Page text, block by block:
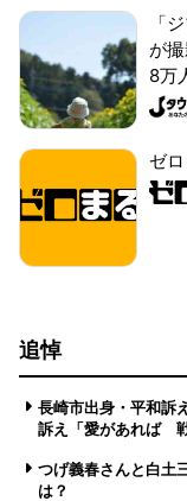
「
が
8万
ゼ
追悼
長崎市出身・平和訴
訴え「愛があれば
つげ義春さんと白土
は？